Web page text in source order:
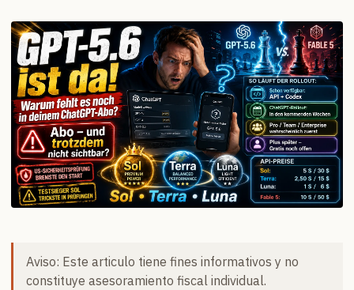
Aviso: Este articulo tiene fines informativos y no
constituye asesoramiento fiscal individual.